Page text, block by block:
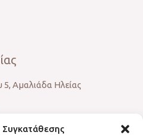
Συγκατάθεσης
5, Αμαλιάδα Ηλείας
10.00 – 21.00 (κατόπιν